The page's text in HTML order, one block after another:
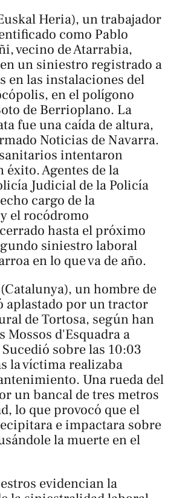
Heria), un trabajador
como Pablo
vecino de Atarrabia,
un siniestro registrado a
en las instalaciones del
en el polígono
de Berrioplano. La
fue una caída de altura,
Noticias de Navarra.
intentaron
Agentes de la
Judicial de la Policía
cargo de la
el rocódromo
hasta el próximo
siniestro laboral
en lo que va de año.
un hombre de
aplastado por un tractor
de Tortosa, según han
Mossos d'Esquadra a
Sucedió sobre las 10:03
la víctima realizaba
Una rueda del
un bancal de tres metros
lo que provocó que el
e impactara sobre
la muerte en el
evidencian la